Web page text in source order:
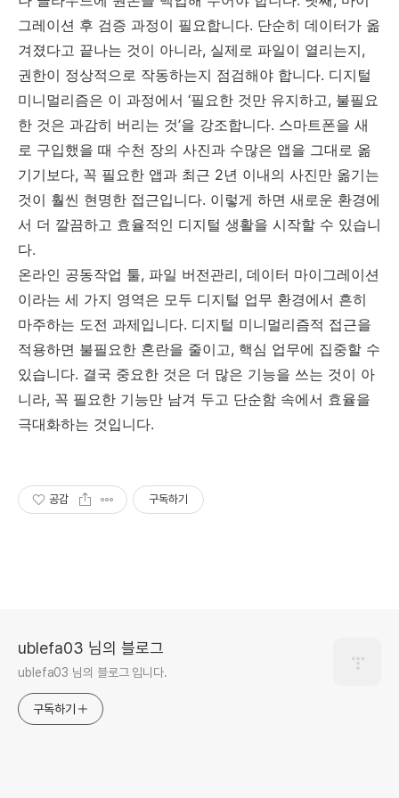
그레이션 후 검증 과정이 필요합니다. 단순히 데이터가 옮
겨졌다고 끝나는 것이 아니라, 실제로 파일이 열리는지,
권한이 정상적으로 작동하는지 점검해야 합니다. 디지털
미니멀리즘은 이 과정에서 ‘필요한 것만 유지하고, 불필요
한 것은 과감히 버리는 것’을 강조합니다. 스마트폰을 새
로 구입했을 때 수천 장의 사진과 수많은 앱을 그대로 옮
기기보다, 꼭 필요한 앱과 최근 2년 이내의 사진만 옮기는
것이 훨씬 현명한 접근입니다. 이렇게 하면 새로운 환경에
서 더 깔끔하고 효율적인 디지털 생활을 시작할 수 있습니
다.
온라인 공동작업 툴, 파일 버전관리, 데이터 마이그레이션
이라는 세 가지 영역은 모두 디지털 업무 환경에서 흔히
마주하는 도전 과제입니다. 디지털 미니멀리즘적 접근을
적용하면 불필요한 혼란을 줄이고, 핵심 업무에 집중할 수
있습니다. 결국 중요한 것은 더 많은 기능을 쓰는 것이 아
니라, 꼭 필요한 기능만 남겨 두고 단순함 속에서 효율을
극대화하는 것입니다.
공감 구독하기
ublefa03 님의 블로그
ublefa03 님의 블로그 입니다.
구독하기